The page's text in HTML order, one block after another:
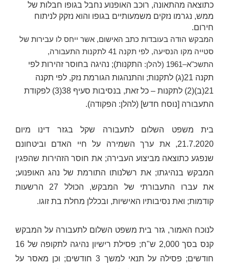
כתוצאה מהתאונה, רוכב האופנוע נחבל בגופו חבלות של
ממש, נגרמו נזקים משמעותיים בגופו והוא נזקק לניתוח
חירום.
המבקש הודה בעובדות כתב האישום, אשר ייחס לו עבירות של
סטייה מקו הנסיעה, לפי תקנה 41 לתקנות התעבורה,
התשכ"א–1961 (להלן:
התקנות); נהיגה בחוסר זהירות לפי
תקנה 21(ג) לתקנות; והתנהגות הגורמת נזק, לפי תקנה
21(ב)(2) לתקנות – כל זאת, בנסיבות סעיף 38(3) לפקודת
התעבורה [נוסח חדש] (להלן: הפקודה).
בית משפט השלום לתעבורה שקל בגזר דינו מיום
21.7.2020, את ערך השמירה על חיי האדם וביטחונם
שנפגע כתוצאה מביצוע העבירה; את חוסר הזהירות שהפגין
המבקש בנהיגתו; את רשלנותו התורמת של נהג האופנוע;
את עברו התעבורתי של המבקש, הכולל 27 הרשעות
קודמות; ואת נסיבותיו האישיות, ובכללן מחלת בת זוגו.
לנוכח האמור, גזר בית משפט השלום לתעבורה על המבקש
קנס בסך 2,000 ש"ח; פסילת רישיון נהיגה לתקופה של 16
חודשים; פסילה על תנאי למשך 3 חודשים; וכן מאסר על